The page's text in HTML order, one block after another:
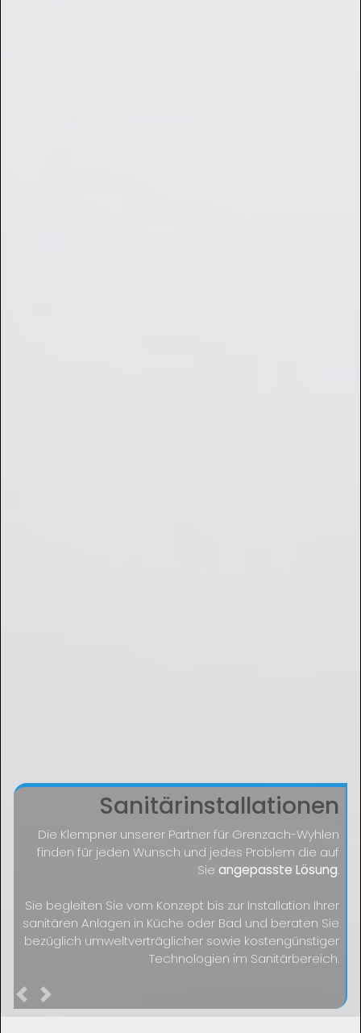
Sanitärinstallationen
Die Klempner unserer Partner für Grenzach-Wyhlen
finden für jeden Wunsch und jedes Problem die auf
Sieangepasste Lösung.
Sie begleiten Sie vom Konzept bis zur Installation Ihrer
sanitären Anlagen in Küche oder Bad und beraten Sie
bezüglich umweltverträglicher sowie kostengünstiger
Technologien im Sanitärbereich.
Previous